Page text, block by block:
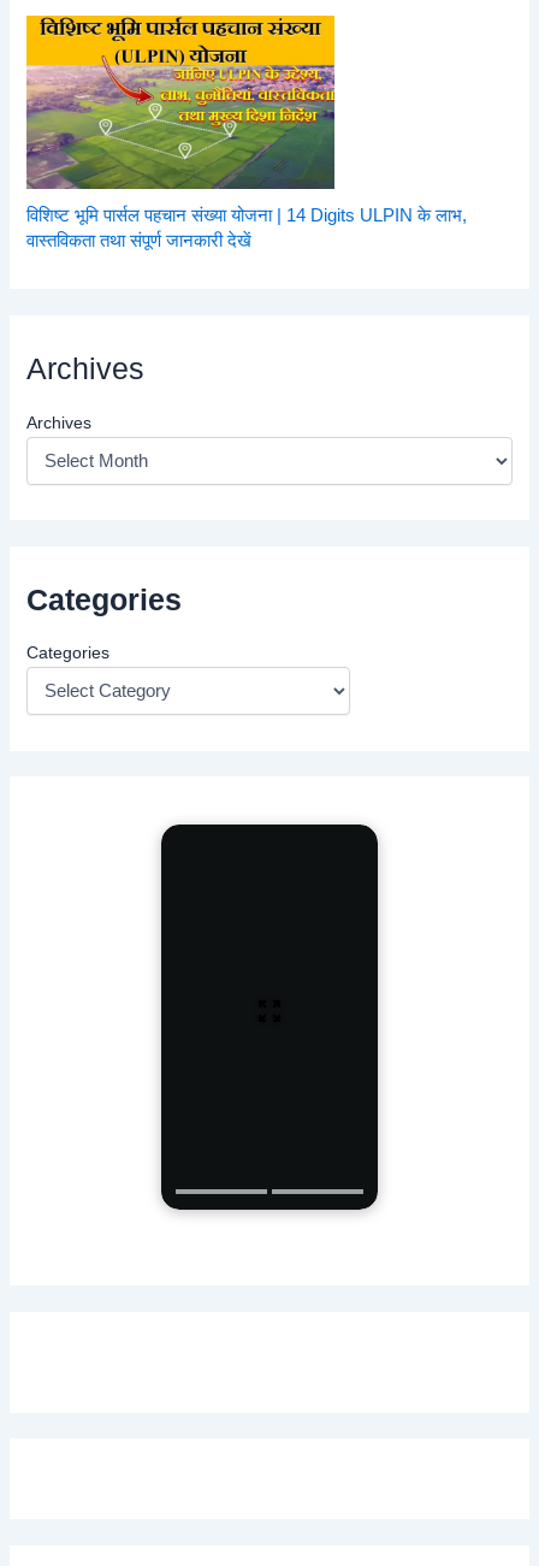
विशिष्ट भूमि पार्सल पहचान संख्या योजना | 14 Digits ULPIN के लाभ,
वास्तविकता तथा संपूर्ण जानकारी देखें
Archives
Archives
Categories
Categories